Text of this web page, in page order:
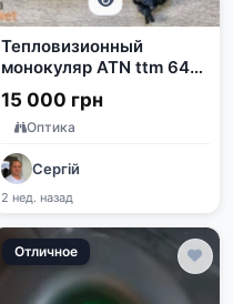
Тепловизионный
монокуляр ATN ttm 640
19 мм 640x480 1-4x
15 000 грн
Оптика
Сергій
2 нед. назад
Отличное